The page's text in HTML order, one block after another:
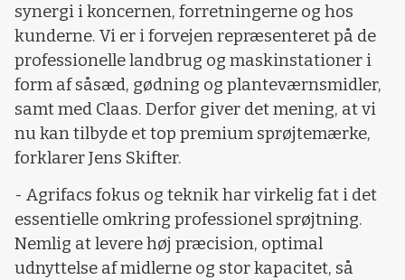
synergi i koncernen, forretningerne og hos
kunderne. Vi er i forvejen repræsenteret på de
professionelle landbrug og maskinstationer i
form af såsæd, gødning og planteværnsmidler,
samt med Claas. Derfor giver det mening, at vi
nu kan tilbyde et top premium sprøjtemærke,
forklarer Jens Skifter.
- Agrifacs fokus og teknik har virkelig fat i det
essentielle omkring professionel sprøjtning.
Nemlig at levere høj præcision, optimal
udnyttelse af midlerne og stor kapacitet, så